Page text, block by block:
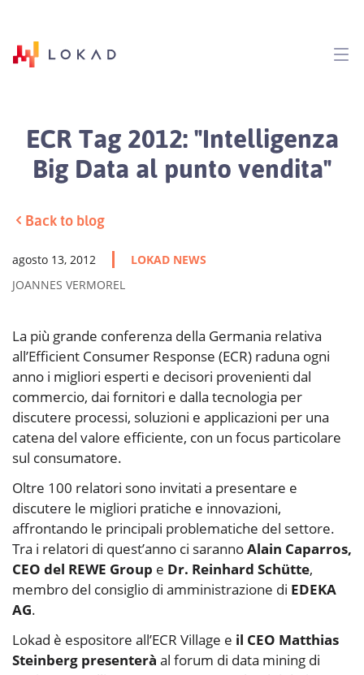
ECR Tag 2012: "Intelligenza
Big Data al punto vendita"
Back to blog
agosto 13, 2012
LOKAD NEWS
JOANNES VERMOREL
La più grande conferenza della Germania relativa
all’Efficient Consumer Response (ECR) raduna ogni
anno i migliori esperti e decisori provenienti dal
commercio, dai fornitori e dalla tecnologia per
discutere processi, soluzioni e applicazioni per una
catena del valore efficiente, con un focus particolare
sul consumatore.
Oltre 100 relatori sono invitati a presentare e
discutere le migliori pratiche e innovazioni,
affrontando le principali problematiche del settore.
Tra i relatori di quest’anno ci sarannoAlain Caparros,
CEO del REWE Group e Dr. Reinhard Schütte,
membro del consiglio di amministrazione di EDEKA
AG.
Lokad è espositore all’ECR Village e il CEO Matthias
Steinberg presenterà al forum di data mining di